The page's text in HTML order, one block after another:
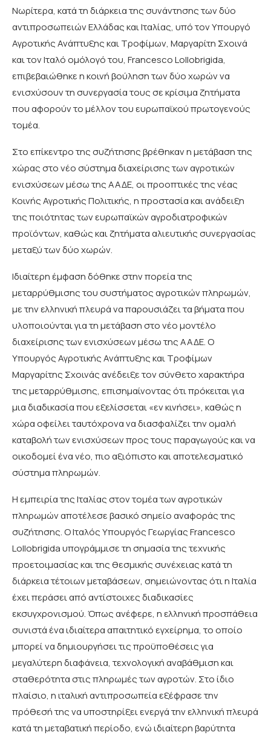
Νωρίτερα, κατά τη διάρκεια της συνάντησης των δύο
αντιπροσωπειών Ελλάδας και Ιταλίας, υπό τον Υπουργό
Αγροτικής Ανάπτυξης και Τροφίμων, Μαργαρίτη Σχοινά
και τον Ιταλό ομόλογό του, Francesco Lollobrigida,
επιβεβαιώθηκε η κοινή βούληση των δύο χωρών να
ενισχύσουν τη συνεργασία τους σε κρίσιμα ζητήματα
που αφορούν το μέλλον του ευρωπαϊκού πρωτογενούς
τομέα.
Στο επίκεντρο της συζήτησης βρέθηκαν η μετάβαση της
χώρας στο νέο σύστημα διαχείρισης των αγροτικών
ενισχύσεων μέσω της ΑΑΔΕ, οι προοπτικές της νέας
Κοινής Αγροτικής Πολιτικής, η προστασία και ανάδειξη
της ποιότητας των ευρωπαϊκών αγροδιατροφικών
προϊόντων, καθώς και ζητήματα αλιευτικής συνεργασίας
μεταξύ των δύο χωρών.
Ιδιαίτερη έμφαση δόθηκε στην πορεία της
μεταρρύθμισης του συστήματος αγροτικών πληρωμών,
με την ελληνική πλευρά να παρουσιάζει τα βήματα που
υλοποιούνται για τη μετάβαση στο νέο μοντέλο
διαχείρισης των ενισχύσεων μέσω της ΑΑΔΕ. Ο
Υπουργός Αγροτικής Ανάπτυξης και Τροφίμων
Μαργαρίτης Σχοινάς ανέδειξε τον σύνθετο χαρακτήρα
της μεταρρύθμισης, επισημαίνοντας ότι πρόκειται για
μια διαδικασία που εξελίσσεται «εν κινήσει», καθώς η
χώρα οφείλει ταυτόχρονα να διασφαλίζει την ομαλή
καταβολή των ενισχύσεων προς τους παραγωγούς και να
οικοδομεί ένα νέο, πιο αξιόπιστο και αποτελεσματικό
σύστημα πληρωμών.
Η εμπειρία της Ιταλίας στον τομέα των αγροτικών
πληρωμών αποτέλεσε βασικό σημείο αναφοράς της
συζήτησης. Ο Ιταλός Υπουργός Γεωργίας Francesco
Lollobrigida υπογράμμισε τη σημασία της τεχνικής
προετοιμασίας και της θεσμικής συνέχειας κατά τη
διάρκεια τέτοιων μεταβάσεων, σημειώνοντας ότι η Ιταλία
έχει περάσει από αντίστοιχες διαδικασίες
εκσυγχρονισμού. Όπως ανέφερε, η ελληνική προσπάθεια
συνιστά ένα ιδιαίτερα απαιτητικό εγχείρημα, το οποίο
μπορεί να δημιουργήσει τις προϋποθέσεις για
μεγαλύτερη διαφάνεια, τεχνολογική αναβάθμιση και
σταθερότητα στις πληρωμές των αγροτών. Στο ίδιο
πλαίσιο, η ιταλική αντιπροσωπεία εξέφρασε την
πρόθεσή της να υποστηρίξει ενεργά την ελληνική πλευρά
κατά τη μεταβατική περίοδο, ενώ ιδιαίτερη βαρύτητα